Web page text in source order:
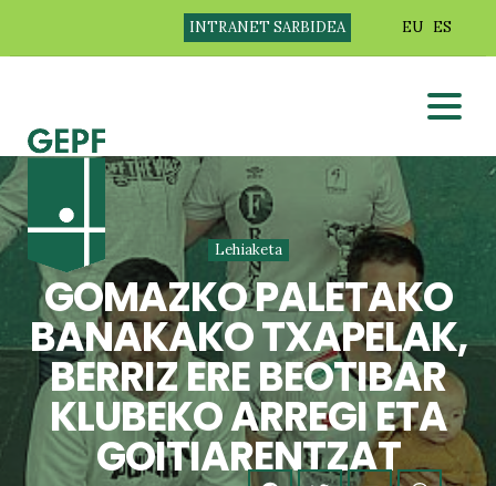
INTRANET SARBIDEA EU ES
Lehiaketa
GOMAZKO PALETAKO
BANAKAKO TXAPELAK,
BERRIZ ERE BEOTIBAR
KLUBEKO ARREGI ETA
GOITIARENTZAT